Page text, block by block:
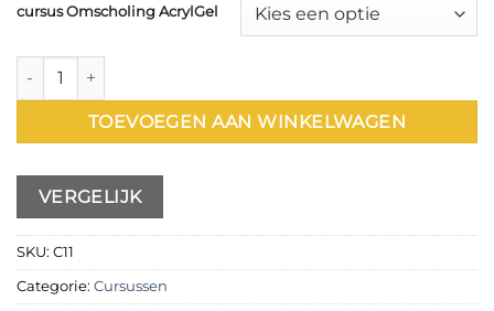
cursus Omscholing AcrylGel
Cursus Omscholing AcrylGel aantal
TOEVOEGEN AAN WINKELWAGEN
VERGELIJK
SKU: C11
Categorie: Cursussen